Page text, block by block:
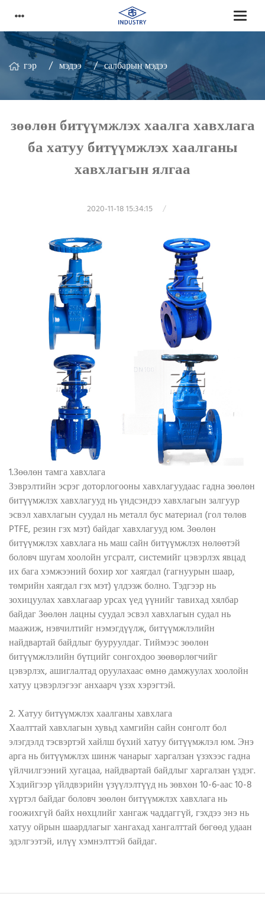
гэр мэдээ салбарын мэдээ
зөөлөн битүүмжлэх хаалга хавхлага
ба хатуу битүүмжлэх хаалганы
хавхлагын ялгаа
2020-11-18 15:34:15
1.Зөөлөн тамга хавхлага
Зэврэлтийн эсрэг доторлогооны хавхлагуудаас гадна зөөлөн
битүүмжлэх хавхлагууд нь үндсэндээ хавхлагын залгуур
эсвэл хавхлагын суудал нь металл бус материал (гол төлөв
PTFE, резин гэх мэт) байдаг хавхлагууд юм. Зөөлөн
битүүмжлэх хавхлага нь маш сайн битүүмжлэх нөлөөтэй
боловч шугам хоолойн угсралт, системийг цэвэрлэх явцад
их бага хэмжээний бохир хог хаягдал (гагнуурын шаар,
төмрийн хаягдал гэх мэт) үлдээж болно. Тэдгээр нь
зохицуулах хавхлагаар урсах үед үүнийг тавихад хялбар
байдаг Зөөлөн лацны суудал эсвэл хавхлагын судал нь
маажиж, нэвчилтийг нэмэгдүүлж, битүүмжлэлийн
найдвартай байдлыг бууруулдаг. Тиймээс зөөлөн
битүүмжлэлийн бүтцийг сонгохдоо зөөвөрлөгчийг
цэвэрлэх, ашиглалтад оруулахаас өмнө дамжуулах хоолойн
хатуу цэвэрлэгээг анхаарч үзэх хэрэгтэй.
2. Хатуу битүүмжлэх хаалганы хавхлага
Хаалттай хавхлагын хувьд хамгийн сайн сонголт бол
элэгдэлд тэсвэртэй хайлш бүхий хатуу битүүмжлэл юм. Энэ
арга нь битүүмжлэх шинж чанарыг харгалзан үзэхээс гадна
үйлчилгээний хугацаа, найдвартай байдлыг харгалзан үздэг.
Хэдийгээр үйлдвэрийн үзүүлэлтүүд нь зөвхөн 10-6-аас 10-8
хүртэл байдаг боловч зөөлөн битүүмжлэх хавхлага нь
гоожихгүй байх нөхцлийг хангаж чаддаггүй, гэхдээ энэ нь
хатуу ойрын шаардлагыг хангахад хангалттай бөгөөд удаан
эдэлгээтэй, илүү хэмнэлттэй байдаг.